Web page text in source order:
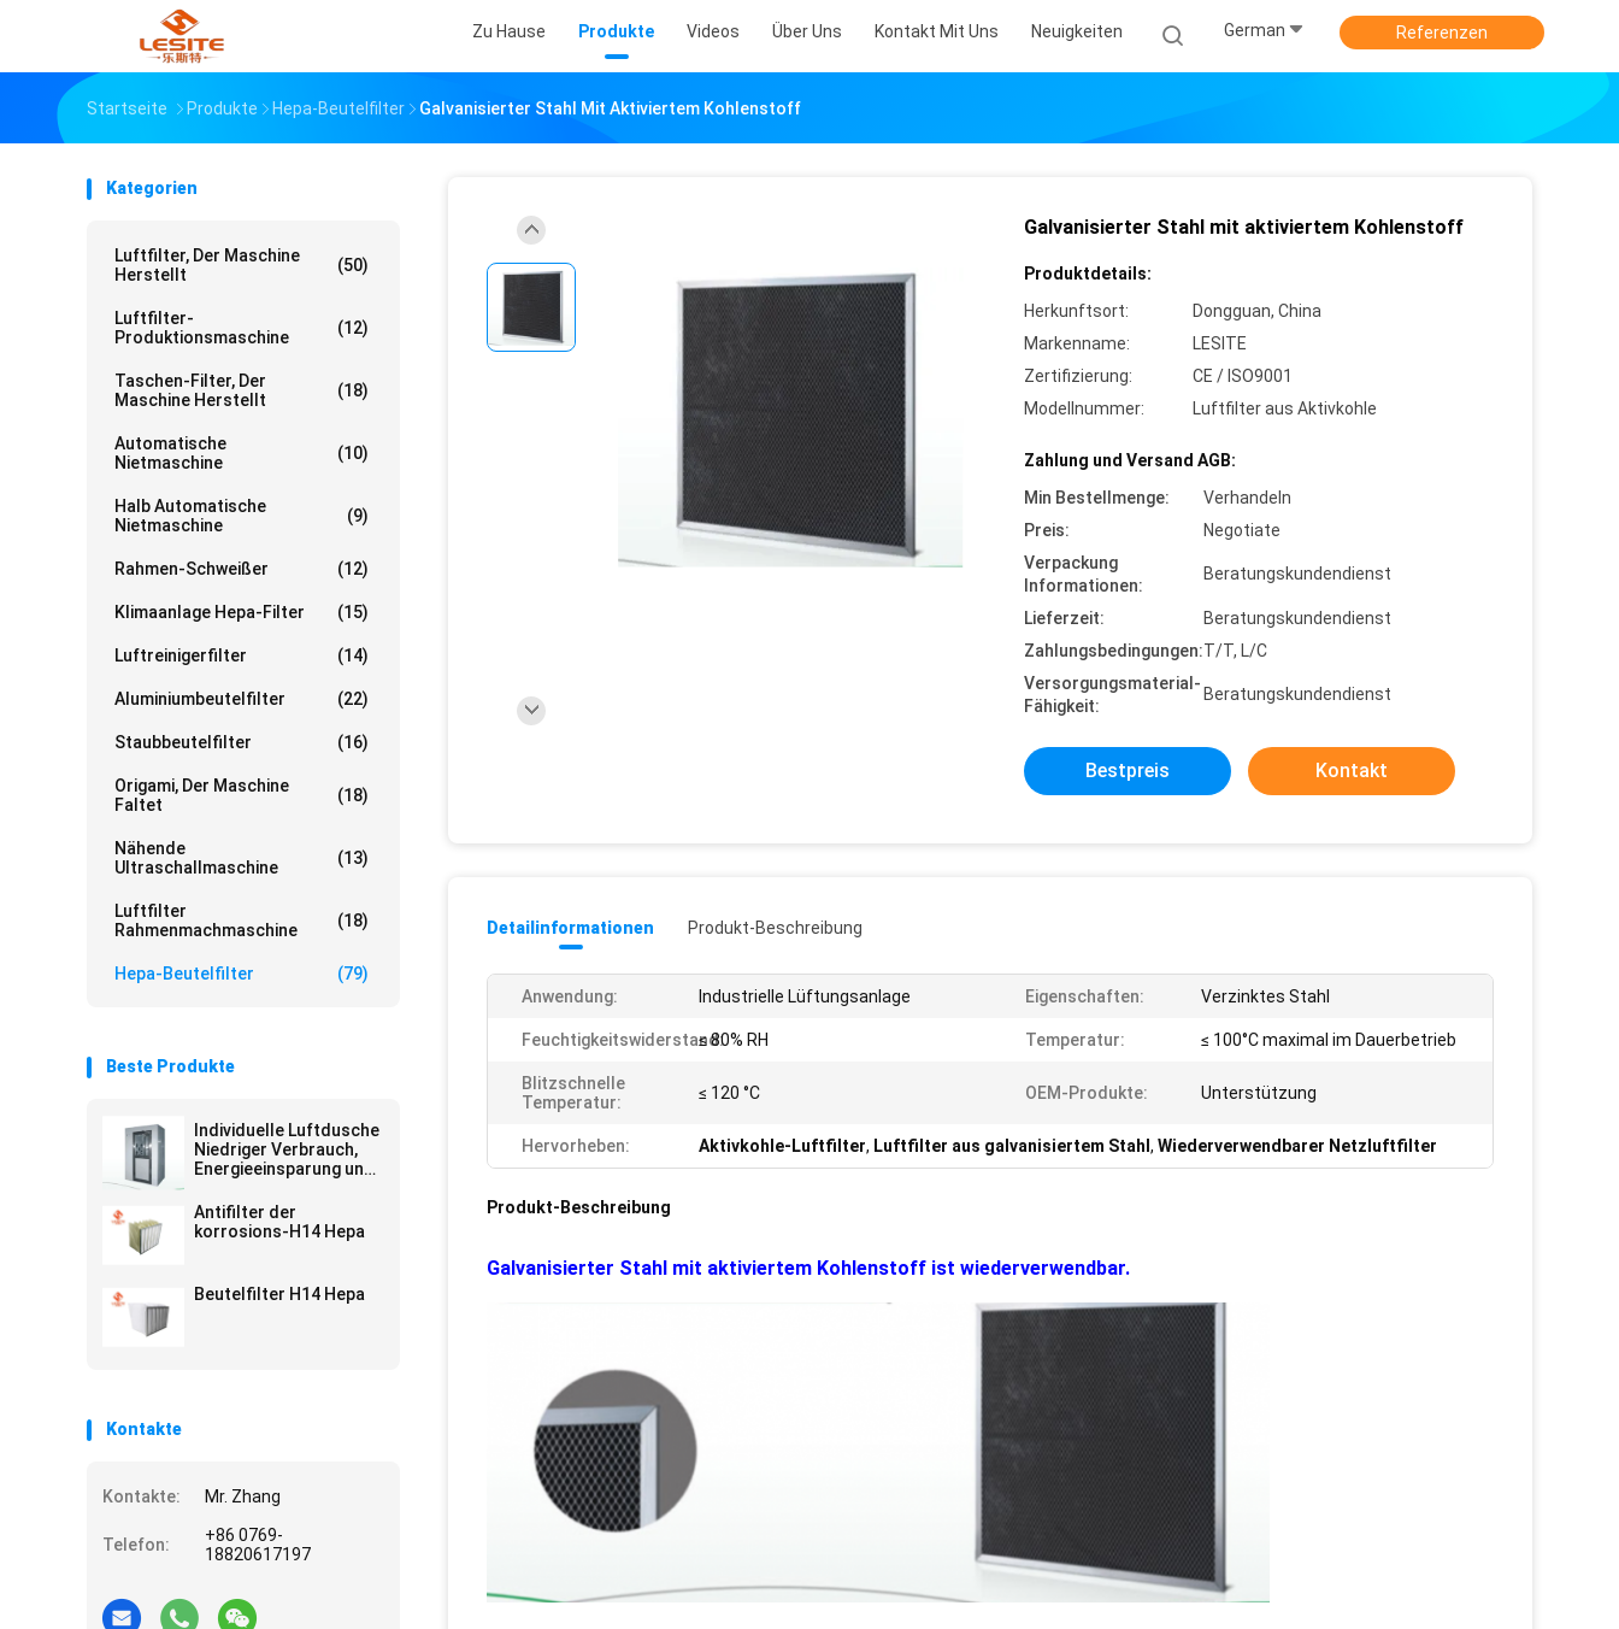
Zu Hause Produkte Videos Über Uns Kontakt Mit Uns Neuigkeiten German Referenzen
Startseite Produkte Hepa-Beutelfilter Galvanisierter Stahl Mit Aktiviertem Kohlenstoff
Kategorien
Luftfilter, Der Maschine
Herstellt
(50)
Luftfilter-
Produktionsmaschine
(12)
Taschen-Filter, Der
Maschine Herstellt
(18)
Automatische
Nietmaschine
(10)
Halb Automatische
Nietmaschine
(9)
Rahmen-Schweißer (12)
Klimaanlage Hepa-Filter (15)
Luftreinigerfilter (14)
Aluminiumbeutelfilter (22)
Staubbeutelfilter (16)
Origami, Der Maschine
Faltet
(18)
Nähende
Ultraschallmaschine
(13)
Luftfilter
Rahmenmachmaschine
(18)
Hepa-Beutelfilter (79)
Beste Produkte
Individuelle Luftdusche
Niedriger Verbrauch,
Energieeinsparung und
Antifilter der
korrosions-H14 Hepa
Beutelfilter H14 Hepa
Kontakte
Kontakte: Mr. Zhang
Telefon:
+86 0769-
18820617197
Galvanisierter Stahl mit aktiviertem Kohlenstoff
Produktdetails:
Herkunftsort:
Dongguan, China
Markenname:
LESITE
Zertifizierung:
CE / ISO9001
Modellnummer:
Luftfilter aus Aktivkohle
Zahlung und Versand AGB:
Min Bestellmenge:
Verhandeln
Preis:
Negotiate
Verpackung
Informationen:
Beratungskundendienst
Lieferzeit:
Beratungskundendienst
Zahlungsbedingungen:T/T, L/C
Versorgungsmaterial-
Fähigkeit:
Beratungskundendienst
Bestpreis Kontakt
Detailinformationen Produkt-Beschreibung
Anwendung: Industrielle Lüftungsanlage Eigenschaften: Verzinktes Stahl
Feuchtigkeitswiderstand:≤ 80% RH Temperatur: ≤ 100°C maximal im Dauerbetrieb
Blitzschnelle
Temperatur:
≤ 120 °C OEM-Produkte: Unterstützung
Hervorheben: Aktivkohle-Luftfilter, Luftfilter aus galvanisiertem Stahl , Wiederverwendbarer Netzluftfilter
Produkt-Beschreibung
Galvanisierter Stahl mit aktiviertem Kohlenstoff ist wiederverwendbar.